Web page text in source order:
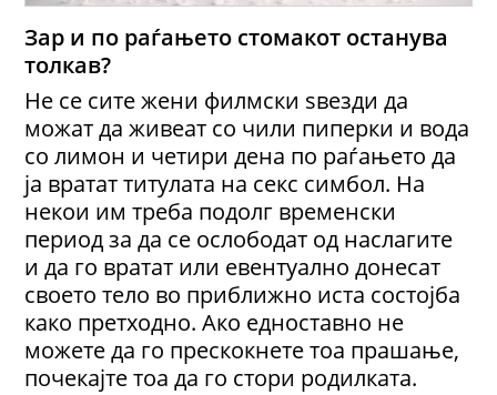
Зар и по раѓањето стомакот останува
толкав?
Не се сите жени филмски ѕвезди да
можат да живеат со чили пиперки и вода
со лимон и четири дена по раѓањето да
ја вратат титулата на секс симбол. На
некои им треба подолг временски
период за да се ослободат од наслагите
и да го вратат или евентуално донесат
своето тело во приближно иста состојба
како претходно. Ако едноставно не
можете да го прескокнете тоа прашање,
почекајте тоа да го стори родилката.